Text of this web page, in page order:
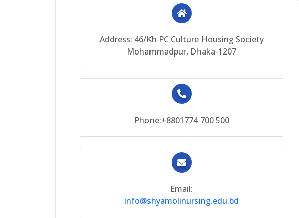
Address: 46/Kh PC Culture Housing Society
Mohammadpur, Dhaka-1207
Phone:+8801774 700 500
Email:
info@shyamolinursing.edu.bd